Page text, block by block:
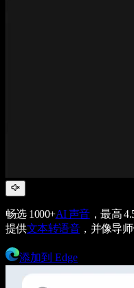
畅选 1000+AI 声音，最高
提供文本转语音，并像导
添加到 Edge